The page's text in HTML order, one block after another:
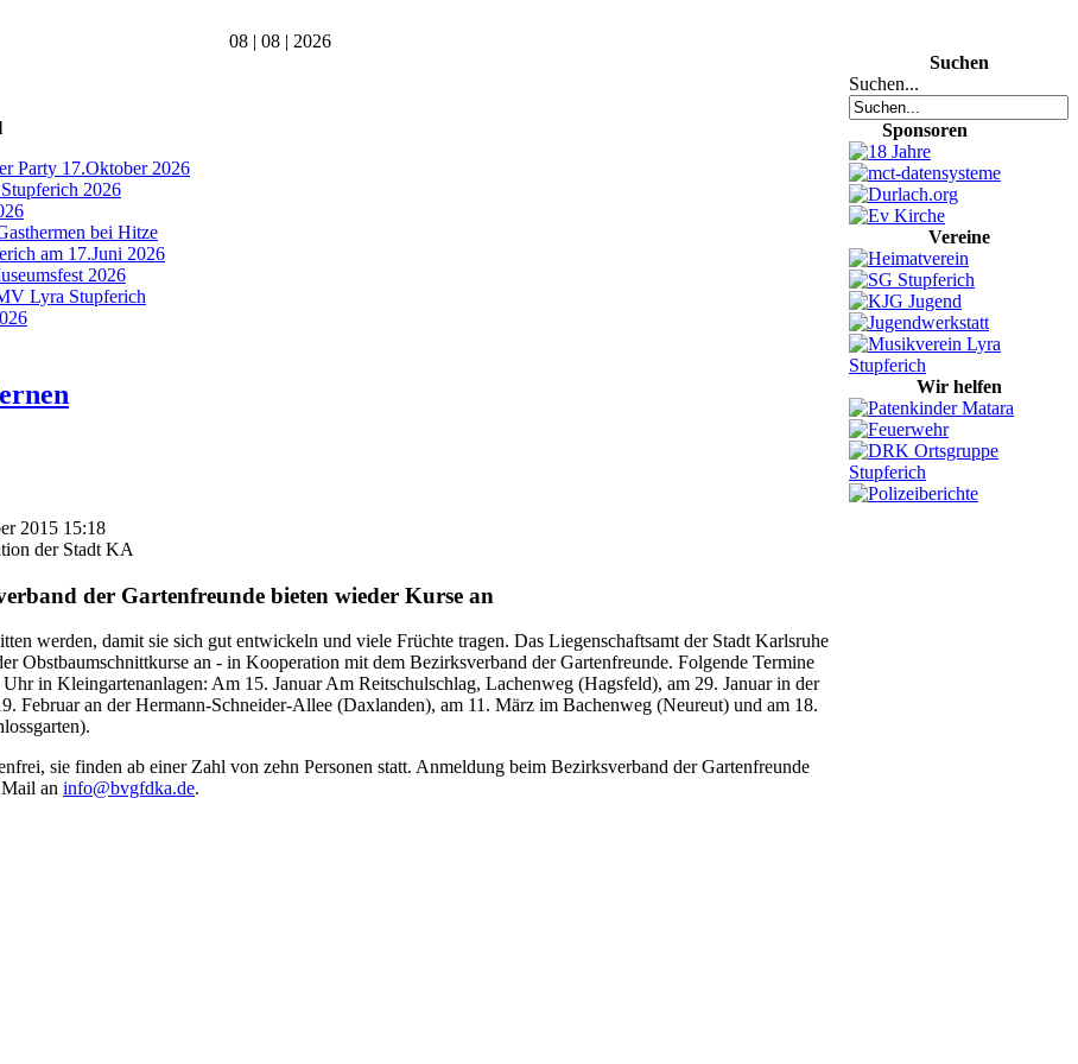
08 | 08 | 2026
Party 17.Oktober 2026
2026
bei Hitze
am 17.Juni 2026
2026
Lyra Stupferich
2015 15:18
der Stadt KA
der Gartenfreunde bieten wieder Kurse an
werden, damit sie sich gut entwickeln und viele Früchte tragen. Das Liegenschaftsamt der Stadt Karlsruhe
Obstbaumschnittkurse an - in Kooperation mit dem Bezirksverband der Gartenfreunde. Folgende Termine
in Kleingartenanlagen: Am 15. Januar Am Reitschulschlag, Lachenweg (Hagsfeld), am 29. Januar in der
Februar an der Hermann-Schneider-Allee (Daxlanden), am 11. März im Bachenweg (Neureut) und am 18.
sie finden ab einer Zahl von zehn Personen statt. Anmeldung beim Bezirksverband der Gartenfreunde
an info@bvgfdka.de.
Suchen
Suchen...
Sponsoren
Vereine
Wir helfen